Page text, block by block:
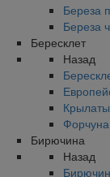
Береза
Береза
Бересклет
Назад
Форчуна
Бирючина
Назад